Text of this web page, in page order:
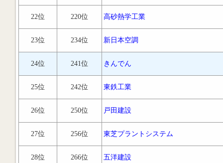
22位 220位 高砂熱学工業
23位 234位 新日本空調
24位 241位 きんでん
25位 242位 東鉄工業
26位 250位 戸田建設
27位 256位 東芝プラントシステム
28位 266位 五洋建設